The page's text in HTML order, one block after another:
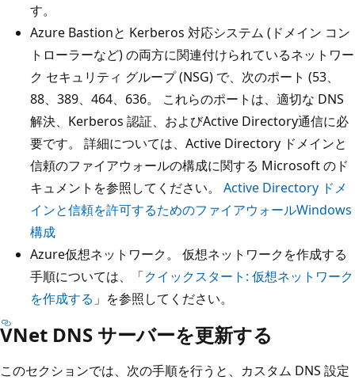
す。
Azure Bastionと Kerberos 対応システム (ドメイン コン
トローラーなど) の両方に関連付けられているネットワー
ク セキュリティ グループ (NSG) で、次のポート (53、
88、389、464、636。 これらのポートは、適切な DNS
解決、Kerberos 認証、およびActive Directory通信に必
要です。 詳細については、Active Directory ドメインと
信頼のファイアウォールの構成に関する Microsoft のド
キュメントを参照してください。
Active Directory ドメ
インと信頼を許可するためのファイアウォールWindows
構成
Azure仮想ネットワーク。 仮想ネットワークを作成する
手順については、「クイックスタート: 仮想ネットワーク
を作成する 」を参照してください。
VNet DNS サーバーを更新する
このセクションでは、次の手順を行うと、カスタム DNS 設定